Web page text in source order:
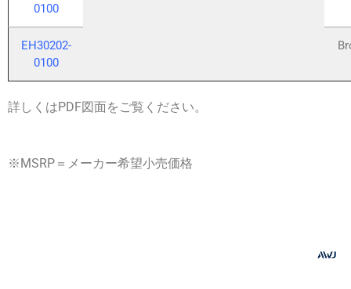
0100
EH30202-
0100
詳しくはPDF図面をご覧ください。
※MSRP＝メーカー希望小売価格